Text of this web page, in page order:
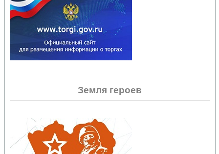
Земля героев